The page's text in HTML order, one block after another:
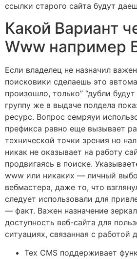
ссылки старого сайта будут
Какой Вариант
Www например
Если владелец не назначил
поисковики сделаешь это
произошло, только” “дубли
группу же в выдаче полдела
ресурс. Вопрос семряуи
префикса равно еще вызывает
технической точки зрения но
никак не оказывает на работу
продвигаясь в поиске.
www или никаких — личный
вебмастера, даже то, что
следует использовали для
— факт. Важен назначение
доступность веб-сайта для
ситуациях, связанная с работой
Тех CMS поддерживает